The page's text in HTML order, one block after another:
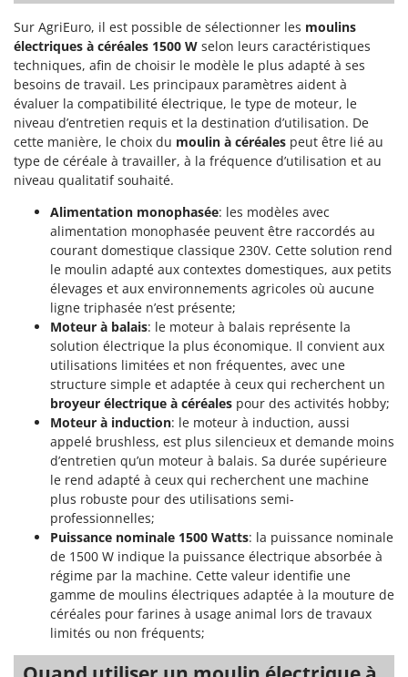
Perches Élagueuses
Pétrins à Spirale
Piscines
Planteuses de pommes de terre pour tracteur
Plateaux de coupe pour tracteur
Plumeuses
Pompes d'irrigation à tracteur
Pompes immergées électriques
Postes à souder
Poussoirs à saucisse
Presses à pellets
Pressoirs à fruits
Pressoirs à Raisin
Pulvérisateurs
Pulvérisateurs portés
Rafraîchisseurs d'air par évaporation
Rampes de chargement en aluminium
Râpes à fromage électriques
Râteaux pour tracteur
Remplisseuses
Robots nettoyeurs de piscine
Robots Tondeuses
G
G3 Ferrari
Gardena
Garofalo
GeoTech
GeoTech Pro
Gierre
Ginko - MGM
Gipeco
Girmi
GRAEF
Gre
GreenBay
Greenworks
GRIFO
GVS
GYS
Hailo
Helvi
Henx
HiKOKI
Honda
Sur AgriEuro, il est possible de sélectionner les moulins
électriques à céréales 1500 W selon leurs caractéristiques
techniques, afin de choisir le modèle le plus adapté à ses
besoins de travail. Les principaux paramètres aident à
évaluer la compatibilité électrique, le type de moteur, le
niveau d’entretien requis et la destination d’utilisation. De
cette manière, le choix du moulin à céréales peut être lié au
type de céréale à travailler, à la fréquence d’utilisation et au
niveau qualitatif souhaité.
Alimentation monophasée: les modèles avec
alimentation monophasée peuvent être raccordés au
courant domestique classique 230V. Cette solution rend
le moulin adapté aux contextes domestiques, aux petits
élevages et aux environnements agricoles où aucune
ligne triphasée n’est présente;
Moteur à balais: le moteur à balais représente la
solution électrique la plus économique. Il convient aux
utilisations limitées et non fréquentes, avec une
structure simple et adaptée à ceux qui recherchent un
broyeur électrique à céréales pour des activités hobby;
Moteur à induction: le moteur à induction, aussi
appelé brushless, est plus silencieux et demande moins
d’entretien qu’un moteur à balais. Sa durée supérieure
le rend adapté à ceux qui recherchent une machine
plus robuste pour des utilisations semi-
professionnelles;
Puissance nominale 1500 Watts: la puissance nominale
de 1500 W indique la puissance électrique absorbée à
régime par la machine. Cette valeur identifie une
gamme de moulins électriques adaptée à la mouture de
céréales pour farines à usage animal lors de travaux
limités ou non fréquents;